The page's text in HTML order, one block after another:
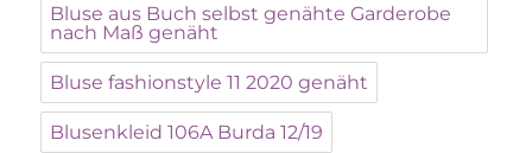
Bluse aus Buch selbst genähte Garderobe
nach Maß genäht
Bluse fashionstyle 11 2020 genäht
Blusenkleid 106A Burda 12/19